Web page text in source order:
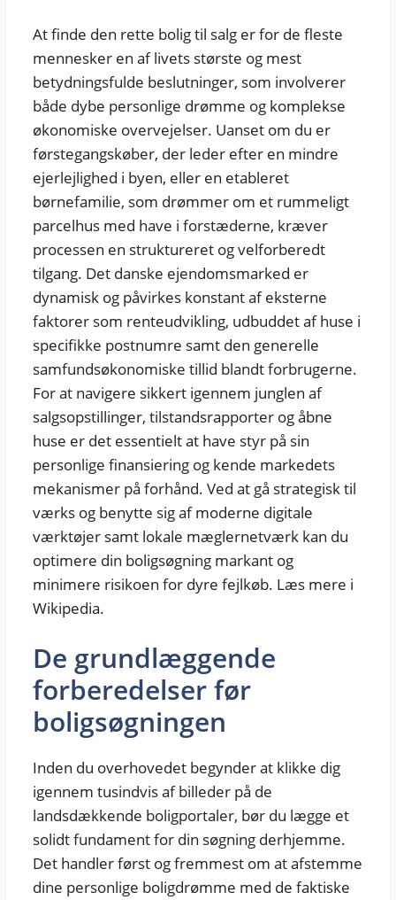
At finde den rette bolig til salg er for de fleste
mennesker en af livets største og mest
betydningsfulde beslutninger, som involverer
både dybe personlige drømme og komplekse
økonomiske overvejelser. Uanset om du er
førstegangskøber, der leder efter en mindre
ejerlejlighed i byen, eller en etableret
børnefamilie, som drømmer om et rummeligt
parcelhus med have i forstæderne, kræver
processen en struktureret og velforberedt
tilgang. Det danske ejendomsmarked er
dynamisk og påvirkes konstant af eksterne
faktorer som renteudvikling, udbuddet af huse i
specifikke postnumre samt den generelle
samfundsøkonomiske tillid blandt forbrugerne.
For at navigere sikkert igennem junglen af
salgsopstillinger, tilstandsrapporter og åbne
huse er det essentielt at have styr på sin
personlige finansiering og kende markedets
mekanismer på forhånd. Ved at gå strategisk til
værks og benytte sig af moderne digitale
værktøjer samt lokale mæglernetværk kan du
optimere din boligsøgning markant og
minimere risikoen for dyre fejlkøb. Læs mere i
Wikipedia.
De grundlæggende
forberedelser før
boligsøgningen
Inden du overhovedet begynder at klikke dig
igennem tusindvis af billeder på de
landsdækkende boligportaler, bør du lægge et
solidt fundament for din søgning derhjemme.
Det handler først og fremmest om at afstemme
dine personlige boligdrømme med de faktiske